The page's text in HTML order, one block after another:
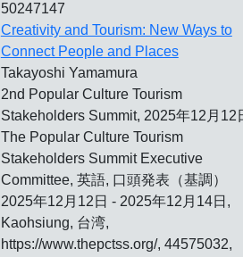
50247147
Creativity and Tourism: New Ways to
Connect People and Places
Takayoshi Yamamura
2nd Popular Culture Tourism
Stakeholders Summit, 2025年12月12
The Popular Culture Tourism
Stakeholders Summit Executive
Committee, 英語, 口頭発表（基調）
2025年12月12日 - 2025年12月14日,
Kaohsiung, 台湾,
https://www.thepctss.org/, 44575032,